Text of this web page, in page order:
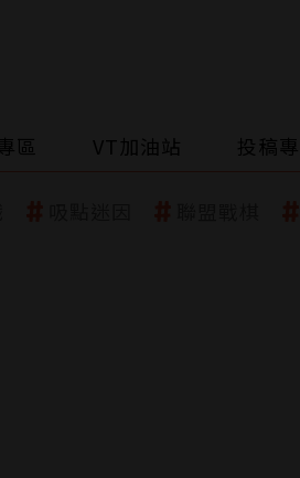
區 VT加油站 投稿